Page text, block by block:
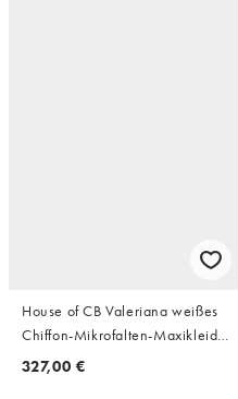
House of CB Valeriana weißes
Chiffon-Mikrofalten-Maxikleid
ohne Träger in Weiß
327,00 €